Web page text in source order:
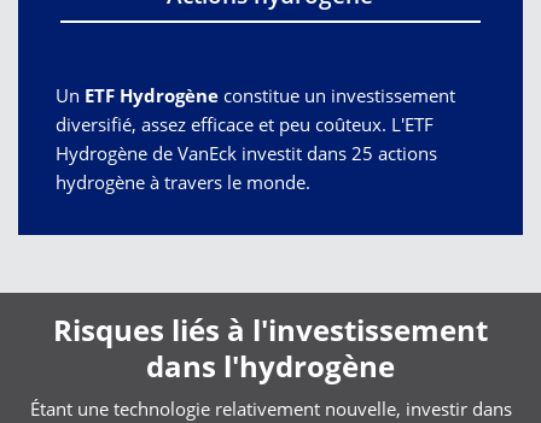
Un ETF Hydrogène constitue un investissement
diversifié, assez efficace et peu coûteux. L'ETF
Hydrogène de VanEck investit dans 25 actions
hydrogène à travers le monde.
Risques liés à l'investissement
dans l'hydrogène
Étant une technologie relativement nouvelle, investir dans